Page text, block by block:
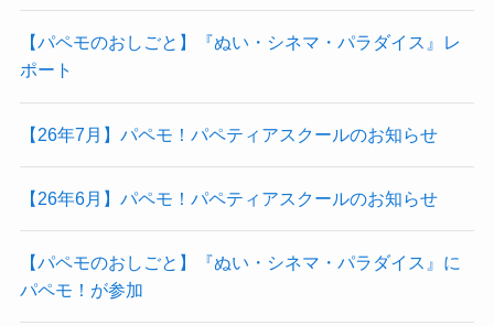
【パペモのおしごと】『ぬい・シネマ・パラダイス』レ
ポート
【26年7月】パペモ！パペティアスクールのお知らせ
【26年6月】パペモ！パペティアスクールのお知らせ
【パペモのおしごと】『ぬい・シネマ・パラダイス』に
パペモ！が参加